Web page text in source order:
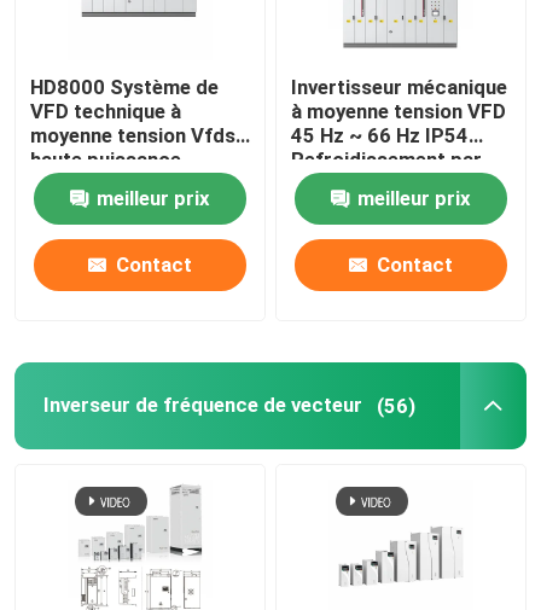
commande variable de fréquence de vfd
Convertisseur de fréquence variable
Inverseur de fréquence de vecteur
Inverseur d'entraînement de fréquence
Appareil à fréquence variable pour grue
Station de recharge de véhicules électriques à
HD8000 Système de
VFD technique à
moyenne tension Vfds
haute puissance
meilleur prix
Contact
Invertisseur mécanique
à moyenne tension VFD
45 Hz ~ 66 Hz IP54
Refroidissement par
liquide
meilleur prix
Contact
Inverseur de fréquence de vecteur (56)